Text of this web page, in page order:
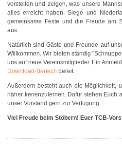
vorstellen und zeigen, was unsere
alles erreicht haben. Siege und
gemeinsame Feste und die Freude am
aus.
Natürlich sind Gäste und Freunde auf
Willkommen. Wir bieten ständig
uns auf neue Vereinsmitglieder. Ein
Download-Bereich bereit.
Außerdem besteht auch die Möglichkeit,
näher kenenzulernen. Dafür stehen Euch
unser Vorstand gern zur Verfügung.
Viel Freude beim Stöbern! Euer TCB-